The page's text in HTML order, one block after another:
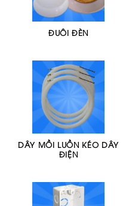
ĐUÔI ĐÈN
DÂY MỒI LUỒN KÉO DÂY
ĐIỆN